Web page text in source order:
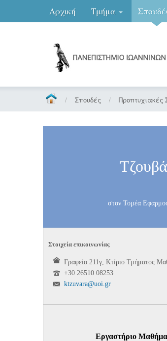
Αρχική Τμήμα
/ Σπουδές / Προπτυχιακές
στον Τομέα
Στοιχεία επικοινωνίας
Γραφείο 211γ, Κτίριο Τμήματος
+30 26510 08253
ktzuvara@uoi.gr
Εργαστήριο